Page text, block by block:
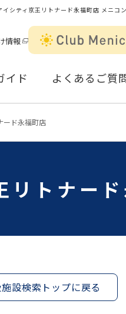
イシティ京王リトナード永福町店 メニ
情報
イド よくあるご質
ード永福町店
リトナー
設検索トップに戻る